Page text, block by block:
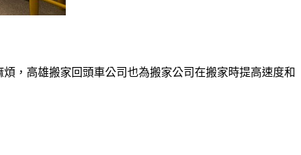
，高雄搬家回頭車公司也為搬家公司在搬家時提高速度和